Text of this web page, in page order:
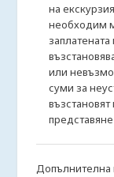
на
необходим
или
суми за